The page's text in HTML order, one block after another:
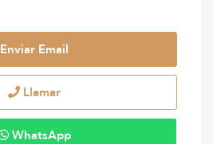
Enviar Email
Llamar
WhatsApp